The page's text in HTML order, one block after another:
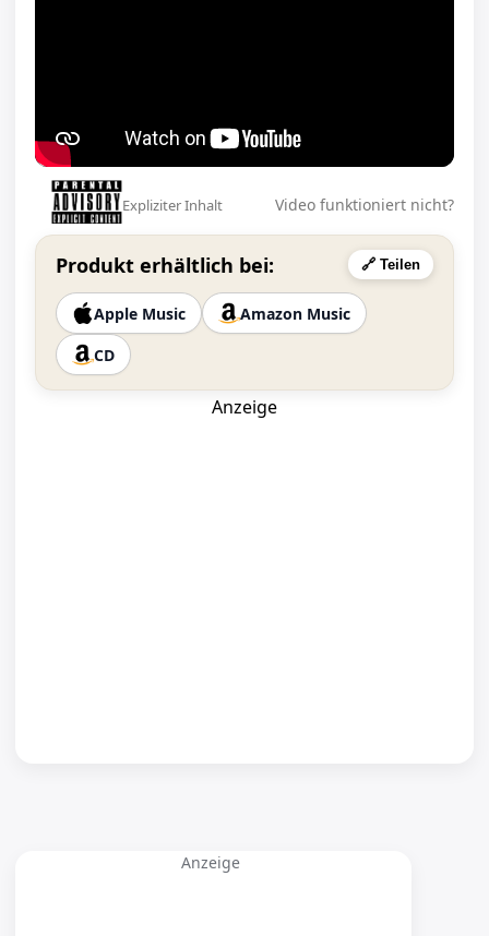
Expliziter Inhalt Video funktioniert nicht?
Produkt erhältlich bei: 🔗 Teilen
Apple Music
Amazon Music
CD
Anzeige
Anzeige